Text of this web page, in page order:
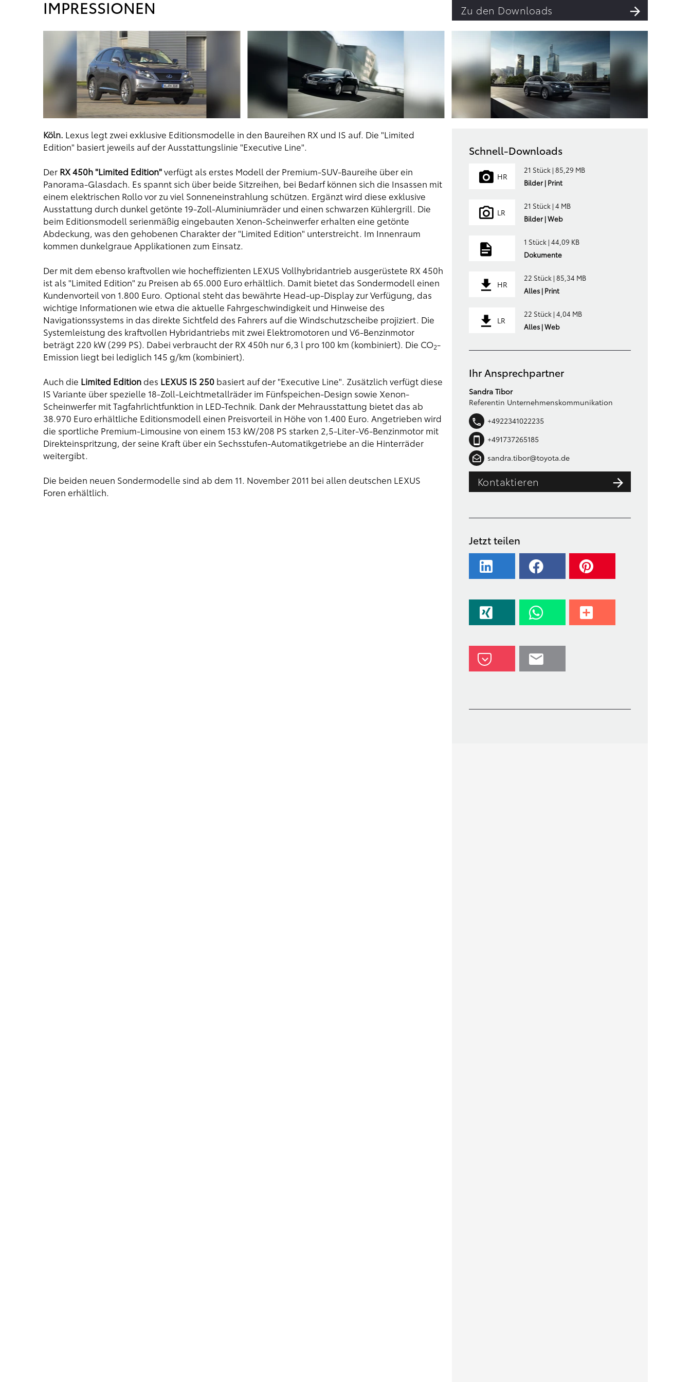
IMPRESSIONEN Zu den Downloads
Köln. Lexus legt zwei exklusive Editionsmodelle in den Baureihen RX und IS auf. Die "Limited
Edition" basiert jeweils auf der Ausstattungslinie "Executive Line".
Der RX 450h "Limited Edition"verfügt als erstes Modell der Premium-SUV-Baureihe über ein
Panorama-Glasdach. Es spannt sich über beide Sitzreihen, bei Bedarf können sich die Insassen mit
einem elektrischen Rollo vor zu viel Sonneneinstrahlung schützen. Ergänzt wird diese exklusive
Ausstattung durch dunkel getönte 19-Zoll-Aluminiumräder und einen schwarzen Kühlergrill. Die
beim Editionsmodell serienmäßig eingebauten Xenon-Scheinwerfer erhalten eine getönte
Abdeckung, was den gehobenen Charakter der "Limited Edition" unterstreicht. Im Innenraum
kommen dunkelgraue Applikationen zum Einsatz.
Der mit dem ebenso kraftvollen wie hocheffizienten LEXUS Vollhybridantrieb ausgerüstete RX 450h
ist als "Limited Edition" zu Preisen ab 65.000 Euro erhältlich. Damit bietet das Sondermodell einen
Kundenvorteil von 1.800 Euro. Optional steht das bewährte Head-up-Display zur Verfügung, das
wichtige Informationen wie etwa die aktuelle Fahrgeschwindigkeit und Hinweise des
Navigationssystems in das direkte Sichtfeld des Fahrers auf die Windschutzscheibe projiziert. Die
Systemleistung des kraftvollen Hybridantriebs mit zwei Elektromotoren und V6-Benzinmotor
beträgt 220 kW (299 PS). Dabei verbraucht der RX 450h nur 6,3 l pro 100 km (kombiniert). Die CO2-
Emission liegt bei lediglich 145 g/km (kombiniert).
Auch die Limited Editiondes LEXUS IS 250basiert auf der "Executive Line". Zusätzlich verfügt diese
IS Variante über spezielle 18-Zoll-Leichtmetallräder im Fünfspeichen-Design sowie Xenon-
Scheinwerfer mit Tagfahrlichtfunktion in LED-Technik. Dank der Mehrausstattung bietet das ab
38.970 Euro erhältliche Editionsmodell einen Preisvorteil in Höhe von 1.400 Euro. Angetrieben wird
die sportliche Premium-Limousine von einem 153 kW/208 PS starken 2,5-Liter-V6-Benzinmotor mit
Direkteinspritzung, der seine Kraft über ein Sechsstufen-Automatikgetriebe an die Hinterräder
weitergibt.
Die beiden neuen Sondermodelle sind ab dem 11. November 2011 bei allen deutschen LEXUS
Foren erhältlich.
Schnell-Downloads
HR
21 Stück | 85,29 MB
Bilder | Print
LR
21 Stück | 4 MB
Bilder | Web
1 Stück | 44,09 KB
Dokumente
HR
22 Stück | 85,34 MB
Alles | Print
LR
22 Stück | 4,04 MB
Alles | Web
Ihr Ansprechpartner
Sandra Tibor
Referentin Unternehmenskommunikation
+4922341022235
+491737265185
sandra.tibor@toyota.de
Kontaktieren
Jetzt teilen